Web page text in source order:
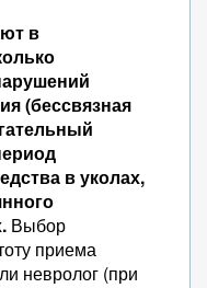
в
(бессвязная
в уколах,
Выбор
приема
невролог (при